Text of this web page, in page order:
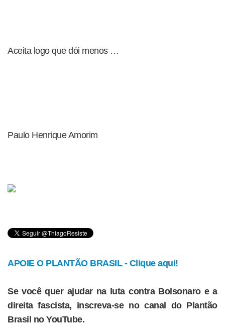
Aceita logo que dói menos …
Paulo Henrique Amorim
APOIE O PLANTÃO BRASIL - Clique aqui!
Se você quer ajudar na luta contra Bolsonaro e a
direita fascista, inscreva-se no canal do Plantão
Brasil no YouTube.